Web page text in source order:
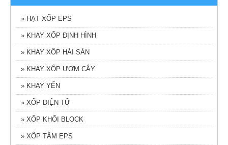
» HẠT XỐP EPS
» KHAY XỐP ĐỊNH HÌNH
» KHAY XỐP HẢI SẢN
» KHAY XỐP ƯƠM CÂY
» KHAY YẾN
» XỐP ĐIỆN TỬ
» XỐP KHỐI BLOCK
» XỐP TẤM EPS